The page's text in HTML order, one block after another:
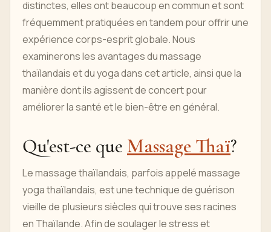
distinctes, elles ont beaucoup en commun et sont
fréquemment pratiquées en tandem pour offrir une
expérience corps-esprit globale. Nous
examinerons les avantages du massage
thaïlandais et du yoga dans cet article, ainsi que la
manière dont ils agissent de concert pour
améliorer la santé et le bien-être en général.
Qu'est-ce que Massage Thaï?
Le massage thaïlandais, parfois appelé massage
yoga thaïlandais, est une technique de guérison
vieille de plusieurs siècles qui trouve ses racines
en Thaïlande. Afin de soulager le stress et